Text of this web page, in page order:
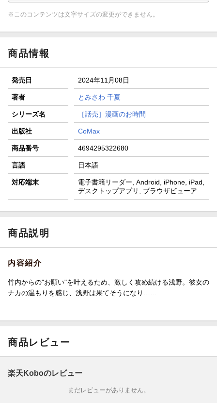
※このコンテンツは文字サイズの変更ができません。
商品情報
発売日 2024年11月08日
著者 とみさわ 千夏
シリーズ名 ［話売］漫画のお時間
出版社 CoMax
商品番号 4694295322680
言語 日本語
対応端末
電子書籍リーダー, Android, iPhone, iPad,
デスクトップアプリ, ブラウザビューア
商品説明
内容紹介
竹内からの"お願い"を叶えるため、激しく攻め続ける浅野。彼女の
ナカの温もりを感じ、浅野は果てそうになり……
商品レビュー
楽天Koboのレビュー
まだレビューがありません。